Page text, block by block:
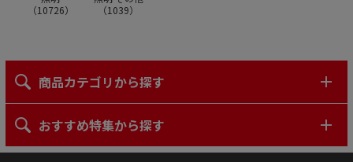
（10726）
（1039）
商品カテゴリから探す
おすすめ特集から探す